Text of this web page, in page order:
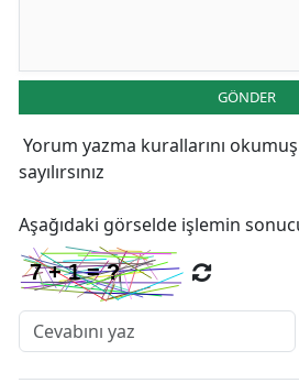
GÖNDER
Yorum yazma kurallarını
sayılırsınız
Aşağıdaki görselde işlemin